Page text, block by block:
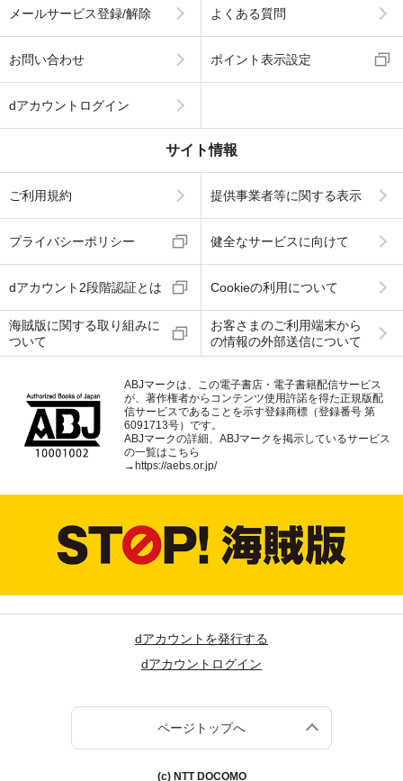
メールサービス登録/解除 よくある質問
お問い合わせ ポイント表示設定
dアカウントログイン
サイト情報
ご利用規約 提供事業者等に関する表示
プライバシーポリシー 健全なサービスに向けて
dアカウント2段階認証とは Cookieの利用について
海賊版に関する取り組みに
ついて
お客さまのご利用端末から
の情報の外部送信について
ABJマークは、この電子書店・電子書籍配信サービス
が、著作権者からコンテンツ使用許諾を得た正規版配
信サービスであることを示す登録商標（登録番号 第
6091713号）です。
ABJマークの詳細、ABJマークを掲示しているサービス
の一覧はこちら
→https://aebs.or.jp/
dアカウントを発行する
dアカウントログイン
ページトップへ
(c) NTT DOCOMO